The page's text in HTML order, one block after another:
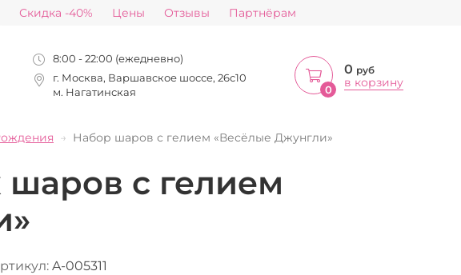
Скидка -40% Цены Отзывы Партнёрам
8:00 - 22:00 (ежедневно)
г. Москва, Варшавское шоссе, 26с10
м. Нагатинская
0
0 руб
в корзину
Набор шаров с гелием «Весёлые Джунгли»
с гелием
A-005311